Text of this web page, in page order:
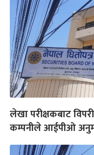
लेखा परीक्षकबाट
कम्पनीले आईपीओ